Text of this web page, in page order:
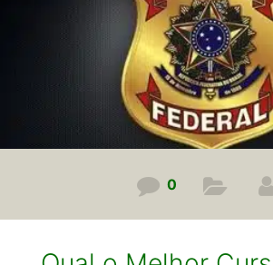
Concurso TCE MG Concurso TJMG
Unimontes Concurso UEMG
0